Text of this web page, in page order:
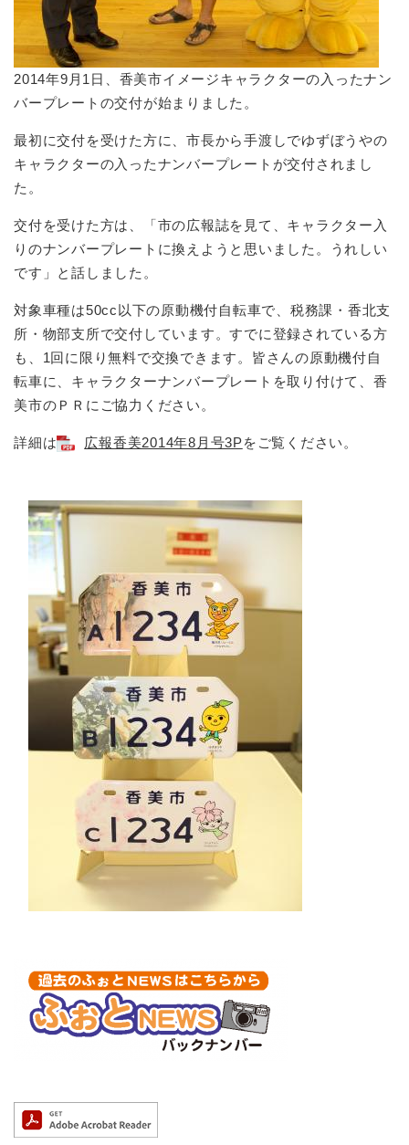
2014年9月1日、香美市イメージキャラクターの入ったナン
バープレートの交付が始まりました。
最初に交付を受けた方に、市長から手渡しでゆずぼうやの
キャラクターの入ったナンバープレートが交付されまし
た。
交付を受けた方は、「市の広報誌を見て、キャラクター入
りのナンバープレートに換えようと思いました。うれしい
です」と話しました。
対象車種は50cc以下の原動機付自転車で、税務課・香北支
所・物部支所で交付しています。すでに登録されている方
も、1回に限り無料で交換できます。皆さんの原動機付自
転車に、キャラクターナンバープレートを取り付けて、香
美市のＰＲにご協力ください。
詳細は 広報香美2014年8月号3Pをご覧ください。